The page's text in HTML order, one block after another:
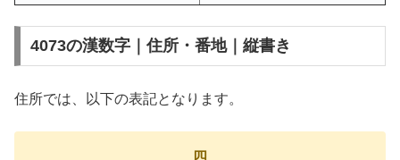
4073の漢数字｜住所・番地｜縦書き
住所では、以下の表記となります。